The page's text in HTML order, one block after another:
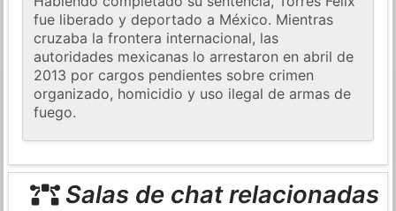
fue liberado y deportado a México. Mientras
cruzaba la frontera internacional, las
autoridades mexicanas lo arrestaron en abril de
2013 por cargos pendientes sobre crimen
organizado, homicidio y uso ilegal de armas de
fuego.
Salas de chat relacionadas